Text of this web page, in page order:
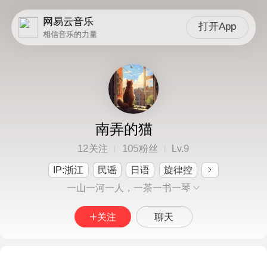
网易云音乐
相信音乐的力量
打开App
南弄的猫
12关注 105粉丝 Lv.9
IP:浙江 民谣 日语
旋律控
一山一河一人，一茶一书一琴
关注 聊天